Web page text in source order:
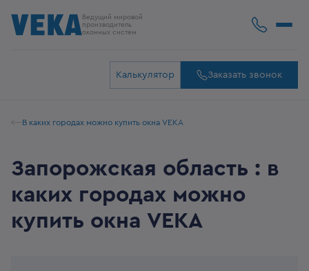
Ведущий мировой
производитель
оконных систем
Калькулятор Заказать звонок
В каких городах можно купить окна VEKA
Запорожская область : в
каких городах можно
купить окна VEKA